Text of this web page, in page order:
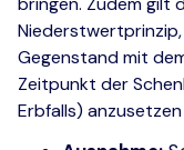
Gegenstand mit
Zeitpunkt der
Erbfalls)